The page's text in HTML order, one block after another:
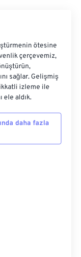
ötesine
çerçevemiz,
sağlar. Gelişmiş
izleme ile
ele aldık.
daha fazla